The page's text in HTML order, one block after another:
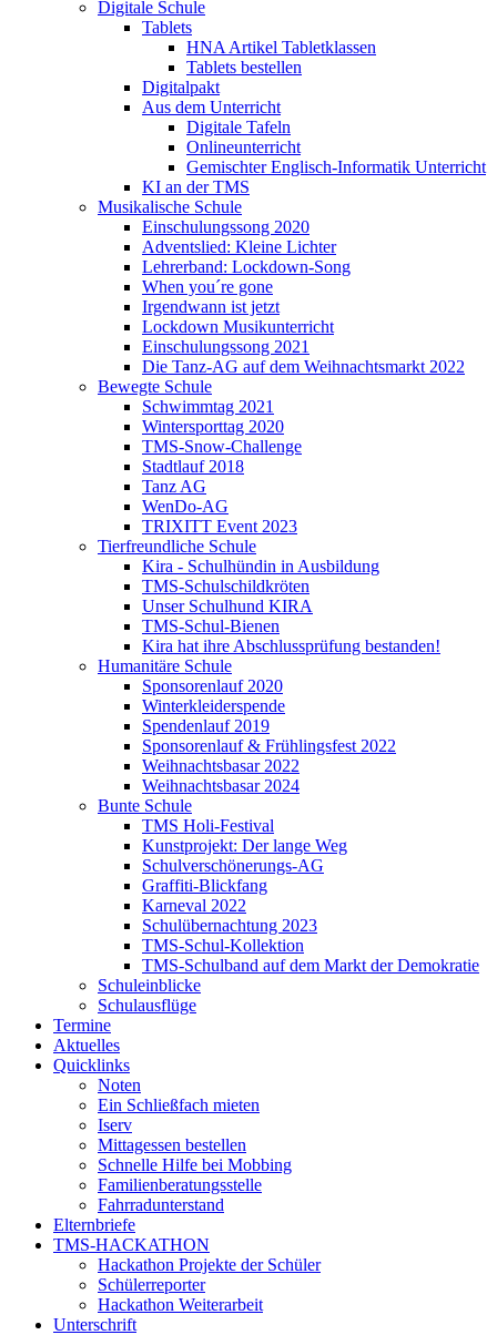
Digitale Schule
Tablets
HNA Artikel Tabletklassen
Tablets bestellen
Digitalpakt
Aus dem Unterricht
Digitale Tafeln
Onlineunterricht
Gemischter Englisch-Informatik Unterricht
KI an der TMS
Musikalische Schule
Einschulungssong 2020
Adventslied: Kleine Lichter
Lehrerband: Lockdown-Song
When you´re gone
Irgendwann ist jetzt
Lockdown Musikunterricht
Einschulungssong 2021
Die Tanz-AG auf dem Weihnachtsmarkt 2022
Bewegte Schule
Schwimmtag 2021
Wintersporttag 2020
TMS-Snow-Challenge
Stadtlauf 2018
Tanz AG
WenDo-AG
TRIXITT Event 2023
Tierfreundliche Schule
Kira - Schulhündin in Ausbildung
TMS-Schulschildkröten
Unser Schulhund KIRA
TMS-Schul-Bienen
Kira hat ihre Abschlussprüfung bestanden!
Humanitäre Schule
Sponsorenlauf 2020
Winterkleiderspende
Spendenlauf 2019
Sponsorenlauf & Frühlingsfest 2022
Weihnachtsbasar 2022
Weihnachtsbasar 2024
Bunte Schule
TMS Holi-Festival
Kunstprojekt: Der lange Weg
Schulverschönerungs-AG
Graffiti-Blickfang
Karneval 2022
Schulübernachtung 2023
TMS-Schul-Kollektion
TMS-Schulband auf dem Markt der Demokratie
Schuleinblicke
Schulausflüge
Termine
Aktuelles
Quicklinks
Noten
Ein Schließfach mieten
Iserv
Mittagessen bestellen
Schnelle Hilfe bei Mobbing
Familienberatungsstelle
Fahrradunterstand
Elternbriefe
TMS-HACKATHON
Hackathon Projekte der Schüler
Schülerreporter
Hackathon Weiterarbeit
Unterschrift